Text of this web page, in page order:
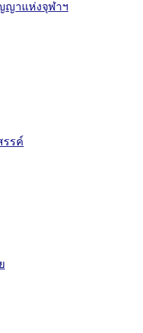
ญาแห่งจุฬาฯ
รรค์